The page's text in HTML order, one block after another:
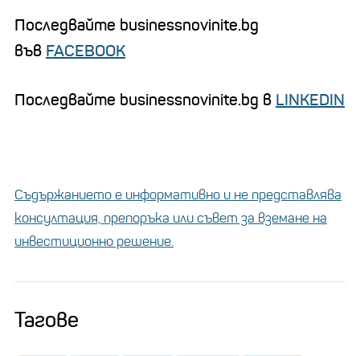
Последвайте businessnovinite.bg
във FACEBOOK
Последвайте businessnovinite.bg в LINKEDIN
Съдържанието е информативно и не представлява
консултация, препоръка или съвет за вземане на
инвестиционно решение.
Тагове